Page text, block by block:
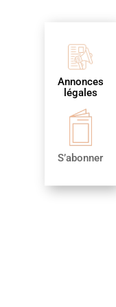
Annonces
légales
S’abonner